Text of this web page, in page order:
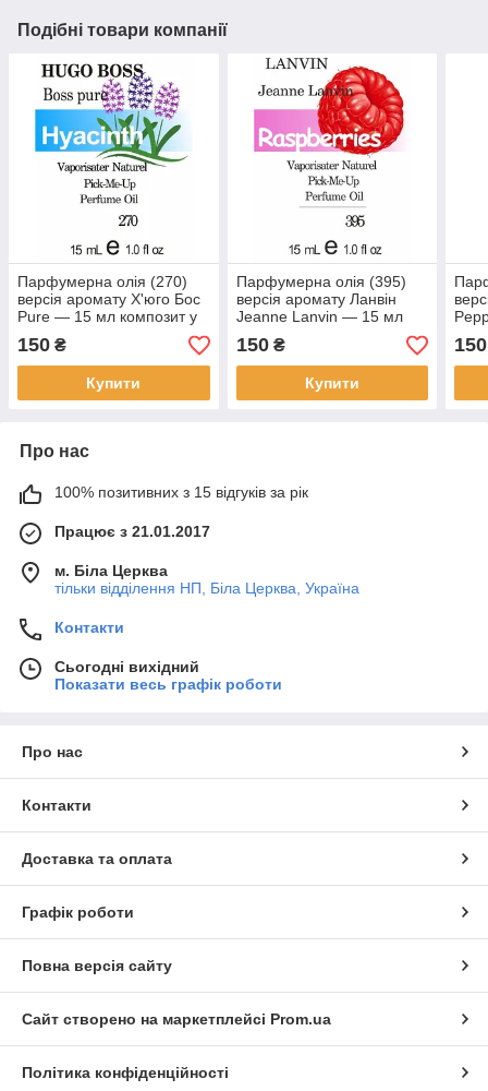
Подібні товари компанії
Парфумерна олія (270)
версія аромату Х'юго Бос
Pure — 15 мл композит у
150 ₴
Купити
Парфумерна олія (395)
версія аромату Ланвін
Jeanne Lanvin — 15 мл
150₴
Купити
150
Про нас
100% позитивних з 15 відгуків за рік
Працює з 21.01.2017
м. Біла Церква
тільки відділення НП, Біла Церква, Україна
Контакти
Сьогодні вихідний
Показати весь графік роботи
Про нас
Контакти
Доставка та оплата
Графік роботи
Повна версія сайту
Сайт створено на маркетплейсі Prom.ua
Політика конфіденційності